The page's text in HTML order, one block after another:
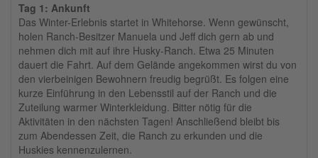
Tag 1: Ankunft
Das Winter-Erlebnis startet in Whitehorse. Wenn gewünscht,
holen Ranch-Besitzer Manuela und Jeff dich gern ab und
nehmen dich mit auf ihre Husky-Ranch. Etwa 25 Minuten
dauert die Fahrt. Auf dem Gelände angekommen wirst du von
den vierbeinigen Bewohnern freudig begrüßt. Es folgen eine
kurze Einführung in den Lebensstil auf der Ranch und die
Zuteilung warmer Winterkleidung. Bitter nötig für die
Aktivitäten in den nächsten Tagen! Anschließend bleibt bis
zum Abendessen Zeit, die Ranch zu erkunden und die
Huskies kennenzulernen.